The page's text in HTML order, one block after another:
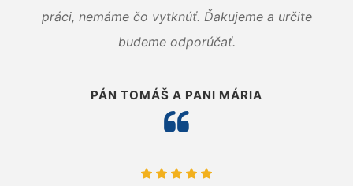
práci, nemáme čo vytknúť. Ďakujeme a určite
budeme odporúčať.
PÁN TOMÁŠ A PANI MÁRIA